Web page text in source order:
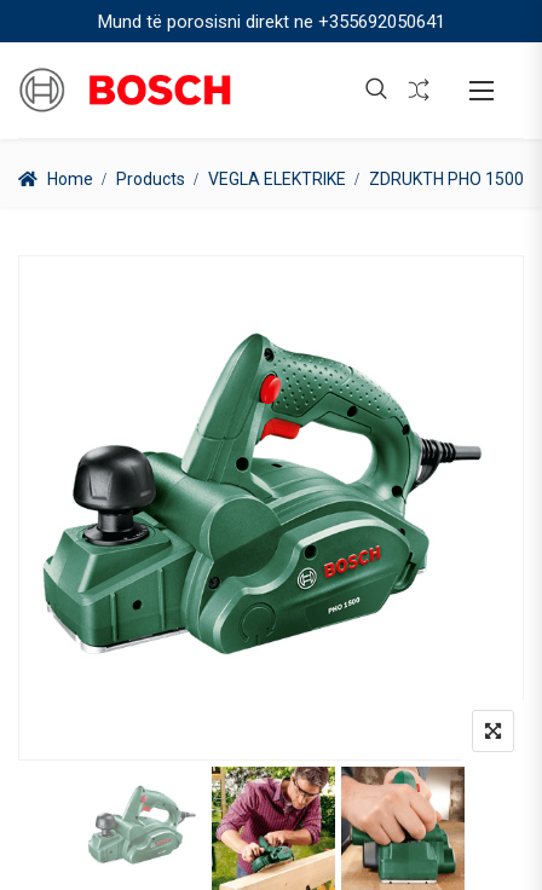
Mund të porosisni direkt ne +355692050641
Home Products VEGLA ELEKTRIKE ZDRUKTH PHO 1500